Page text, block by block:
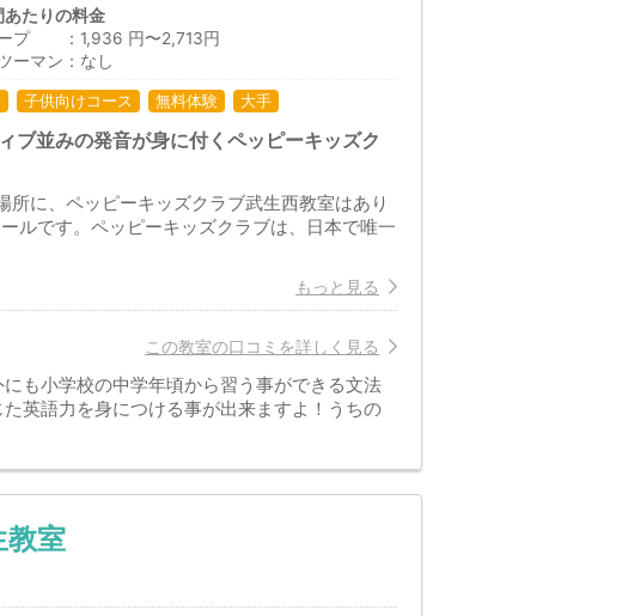
あたりの料金
プ ：1,936 円〜2,713円
ーマン：なし
子供向けコース 無料体験 大手
ブ並みの発音が身に付くペッピーキッズク
に、ペッピーキッズクラブ武生西教室はあり
ルです。ペッピーキッズクラブは、日本で唯一
もっと見る
この教室の口コミを詳しく見る
も小学校の中学年頃から習う事ができる文法
英語力を身につける事が出来ますよ！うちの
室